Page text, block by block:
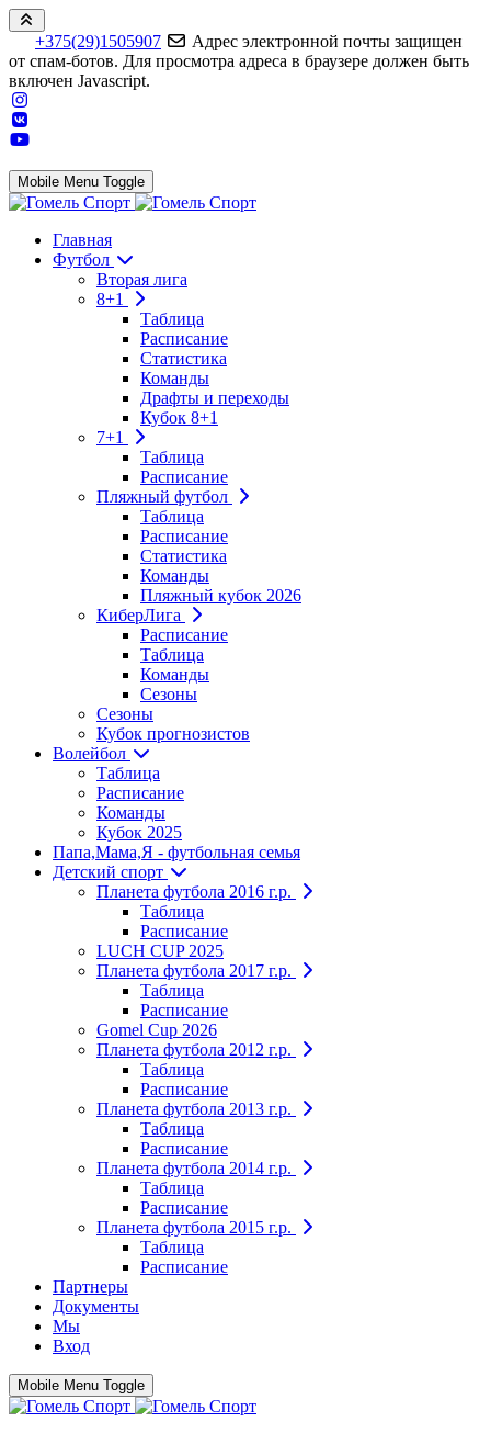
+375(29)1505907
Адрес электронной почты защищен
от спам-ботов. Для просмотра адреса в браузере должен быть
включен Javascript.
Mobile Menu Toggle
Главная
Футбол
Вторая лига
8+1
Таблица
Расписание
Статистика
Команды
Драфты и переходы
Кубок 8+1
7+1
Таблица
Расписание
Пляжный футбол
Таблица
Расписание
Статистика
Команды
Пляжный кубок 2026
КиберЛига
Расписание
Таблица
Команды
Сезоны
Сезоны
Кубок прогнозистов
Волейбол
Таблица
Расписание
Команды
Кубок 2025
Папа,Мама,Я - футбольная семья
Детский спорт
Планета футбола 2016 г.р.
Таблица
Расписание
LUCH CUP 2025
Планета футбола 2017 г.р.
Таблица
Расписание
Gomel Cup 2026
Планета футбола 2012 г.р.
Таблица
Расписание
Планета футбола 2013 г.р.
Таблица
Расписание
Планета футбола 2014 г.р.
Таблица
Расписание
Планета футбола 2015 г.р.
Таблица
Расписание
Партнеры
Документы
Мы
Вход
Mobile Menu Toggle